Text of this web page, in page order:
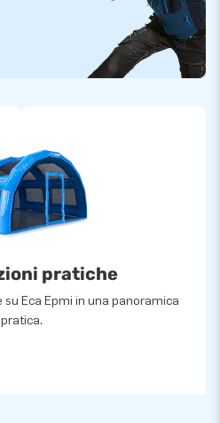
pratiche
Eca Epmi in una panoramica
pratica.